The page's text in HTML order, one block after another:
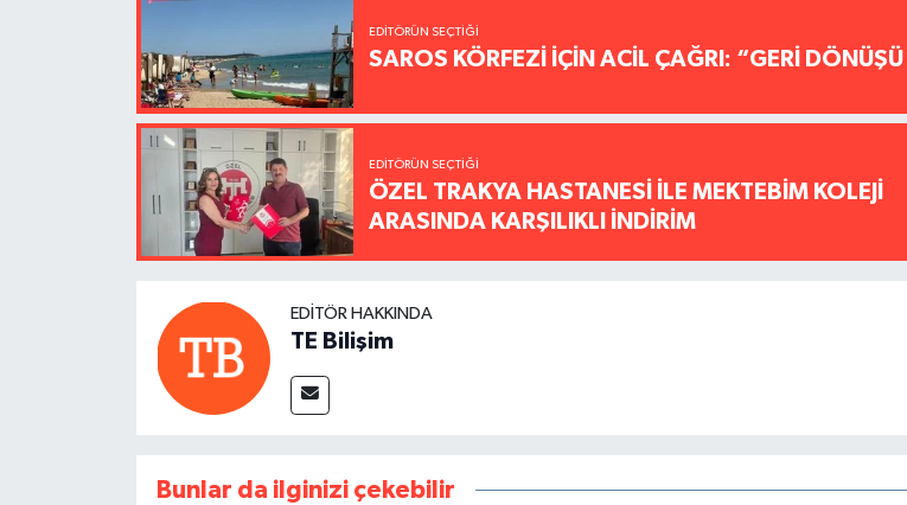
EDITÖRÜN SEÇTIĞI
SAROS KÖRFEZİ İÇİN ACİL ÇAĞRI: “GERİ
EDITÖRÜN SEÇTIĞI
ÖZEL TRAKYA HASTANESİ İLE MEKTEBİM KOLEJİ
ARASINDA KARŞILIKLI İNDİRİM
EDITÖR HAKKINDA
TE Bilişim
Bunlar da ilginizi çekebilir